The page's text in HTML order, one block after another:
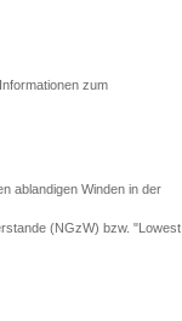
zum
ablandigen Winden in der
(NGzW) bzw. "Lowest